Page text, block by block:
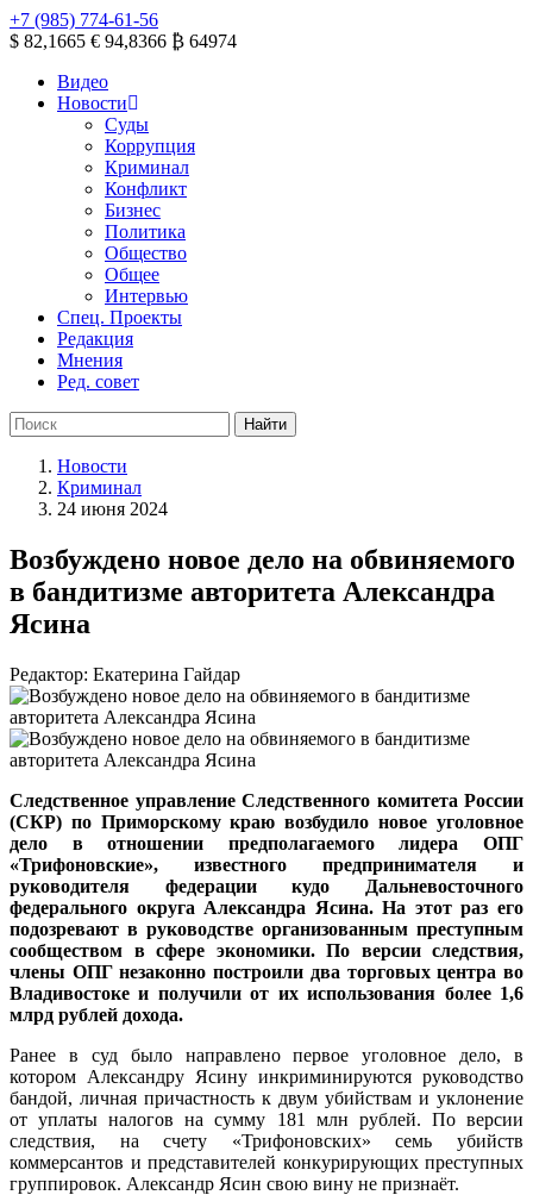
+7 (985) 774-61-56
$ 82,1665 € 94,8366 ₿ 64974
Видео
Новости
Суды
Коррупция
Криминал
Конфликт
Бизнес
Политика
Общество
Общее
Интервью
Спец. Проекты
Редакция
Мнения
Ред. совет
Новости
Криминал
24 июня 2024
Возбуждено новое дело на обвиняемого
в бандитизме авторитета Александра
Ясина
Редактор: Екатерина Гайдар
Следственное управление Следственного комитета России
(СКР) по Приморскому краю возбудило новое уголовное
дело в отношении предполагаемого лидера ОПГ
«Трифоновские», известного предпринимателя и
руководителя федерации кудо Дальневосточного
федерального округа Александра Ясина. На этот раз его
подозревают в руководстве организованным преступным
сообществом в сфере экономики. По версии следствия,
члены ОПГ незаконно построили два торговых центра во
Владивостоке и получили от их использования более 1,6
млрд рублей дохода.
Ранее в суд было направлено первое уголовное дело, в
котором Александру Ясину инкриминируются руководство
бандой, личная причастность к двум убийствам и уклонение
от уплаты налогов на сумму 181 млн рублей. По версии
следствия, на счету «Трифоновских» семь убийств
коммерсантов и представителей конкурирующих преступных
группировок. Александр Ясин свою вину не признаёт.